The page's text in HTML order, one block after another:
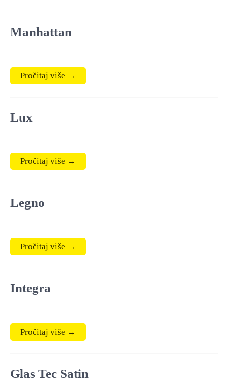
Manhattan
Pročitaj više →
Lux
Pročitaj više →
Legno
Pročitaj više →
Integra
Pročitaj više →
Glas Tec Satin